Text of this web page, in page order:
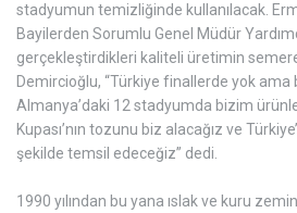
stadyumun temizliğinde kullanılacak.
Bayilerden Sorumlu Genel Müdür
gerçekleştirdikleri kaliteli üretimin
Demircioğlu, “Türkiye finallerde yok ama
Almanya’daki 12 stadyumda bizim
Kupası’nın tozunu biz alacağız ve
şekilde temsil edeceğiz” dedi.
1990 yılından bu yana ıslak ve kuru